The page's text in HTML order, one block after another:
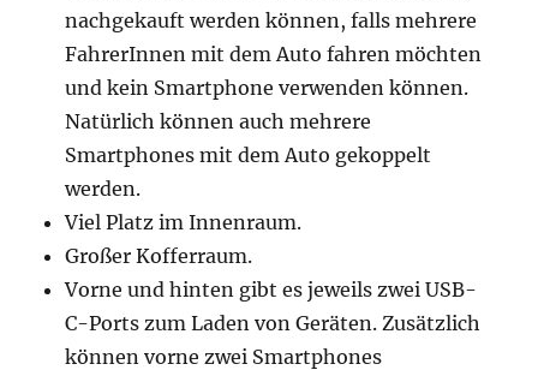
nachgekauft werden können, falls mehrere
FahrerInnen mit dem Auto fahren möchten
und kein Smartphone verwenden können.
Natürlich können auch mehrere
Smartphones mit dem Auto gekoppelt
werden.
Viel Platz im Innenraum.
Großer Kofferraum.
Vorne und hinten gibt es jeweils zwei USB-
C-Ports zum Laden von Geräten. Zusätzlich
können vorne zwei Smartphones